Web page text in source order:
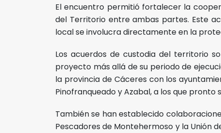
El encuentro permitió fortalecer la
del Territorio entre ambas partes. Este
local se involucra directamente en la
Los acuerdos de custodia del territorio
proyecto más allá de su periodo de
la provincia de Cáceres con los
Pinofranqueado y Azabal, a los que pronto
También se han establecido
Pescadores de Montehermoso y la Unión